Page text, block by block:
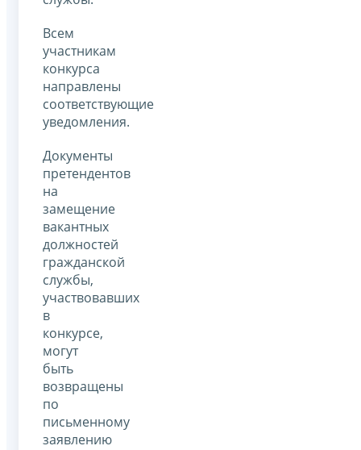
Всем
участникам
конкурса
направлены
соответствующие
уведомления.
Документы
претендентов
на
замещение
вакантных
должностей
гражданской
службы,
участвовавших
в
конкурсе,
могут
быть
возвращены
по
письменному
заявлению